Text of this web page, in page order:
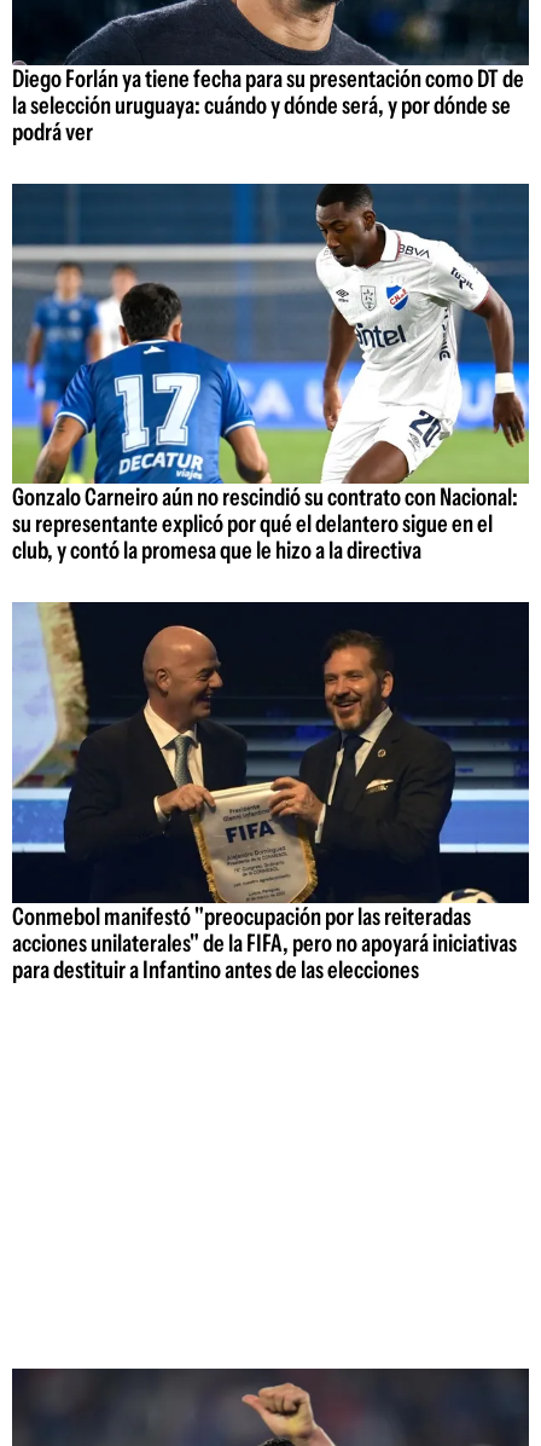
Diego Forlán ya tiene fecha para su presentación como DT de
la selección uruguaya: cuándo y dónde será, y por dónde se
podrá ver
Gonzalo Carneiro aún no rescindió su contrato con Nacional:
su representante explicó por qué el delantero sigue en el
club, y contó la promesa que le hizo a la directiva
Conmebol manifestó "preocupación por las reiteradas
acciones unilaterales" de la FIFA, pero no apoyará iniciativas
para destituir a Infantino antes de las elecciones